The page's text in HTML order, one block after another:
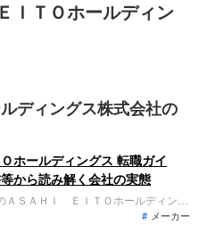
ＩＴＯホールディン
ディングス株式会社の
ホールディングス 転職ガイ
から読み解く会社の実態
ＡＳＡＨＩ ＥＩＴＯホールディング
器などの製造販売を行う住まい事業
メーカー